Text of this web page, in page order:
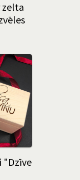
zelta
"Dzīve